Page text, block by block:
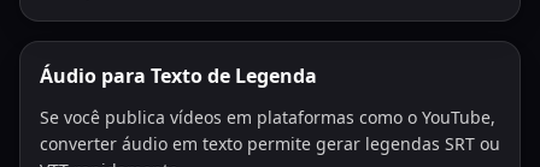
Áudio para Texto de Legenda
Se você publica vídeos em plataformas como o YouTube,
converter áudio em texto permite gerar legendas SRT ou